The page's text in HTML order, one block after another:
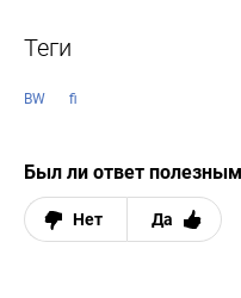
Теги
BW fi
Был ли ответ
Нет Да